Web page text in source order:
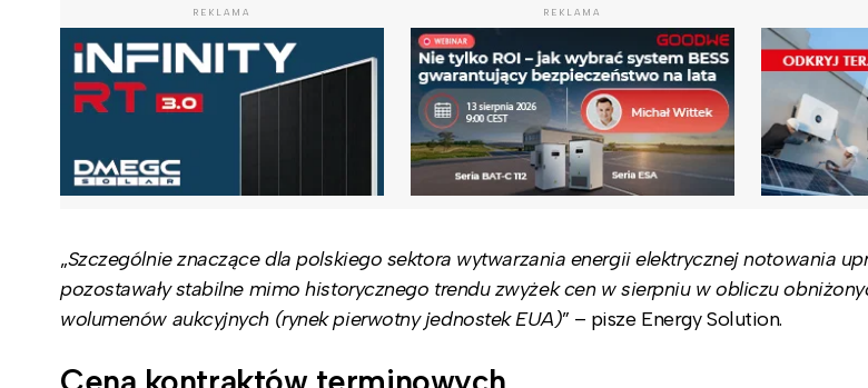
REKLAMA REKLAMA
„Szczególnie znaczące dla polskiego sektora wytwarzania energii elektrycznej notowania
pozostawały stabilne mimo historycznego trendu zwyżek cen w sierpniu w obliczu
wolumenów aukcyjnych (rynek pierwotny jednostek EUA)” – pisze Energy Solution.